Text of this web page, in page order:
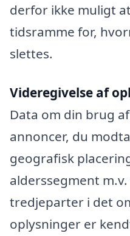
derfor ikke muligt
tidsramme for,
slettes.
Videregivelse af
Data om din brug
annoncer, du
geografisk
alderssegment
tredjeparter i det
oplysninger er